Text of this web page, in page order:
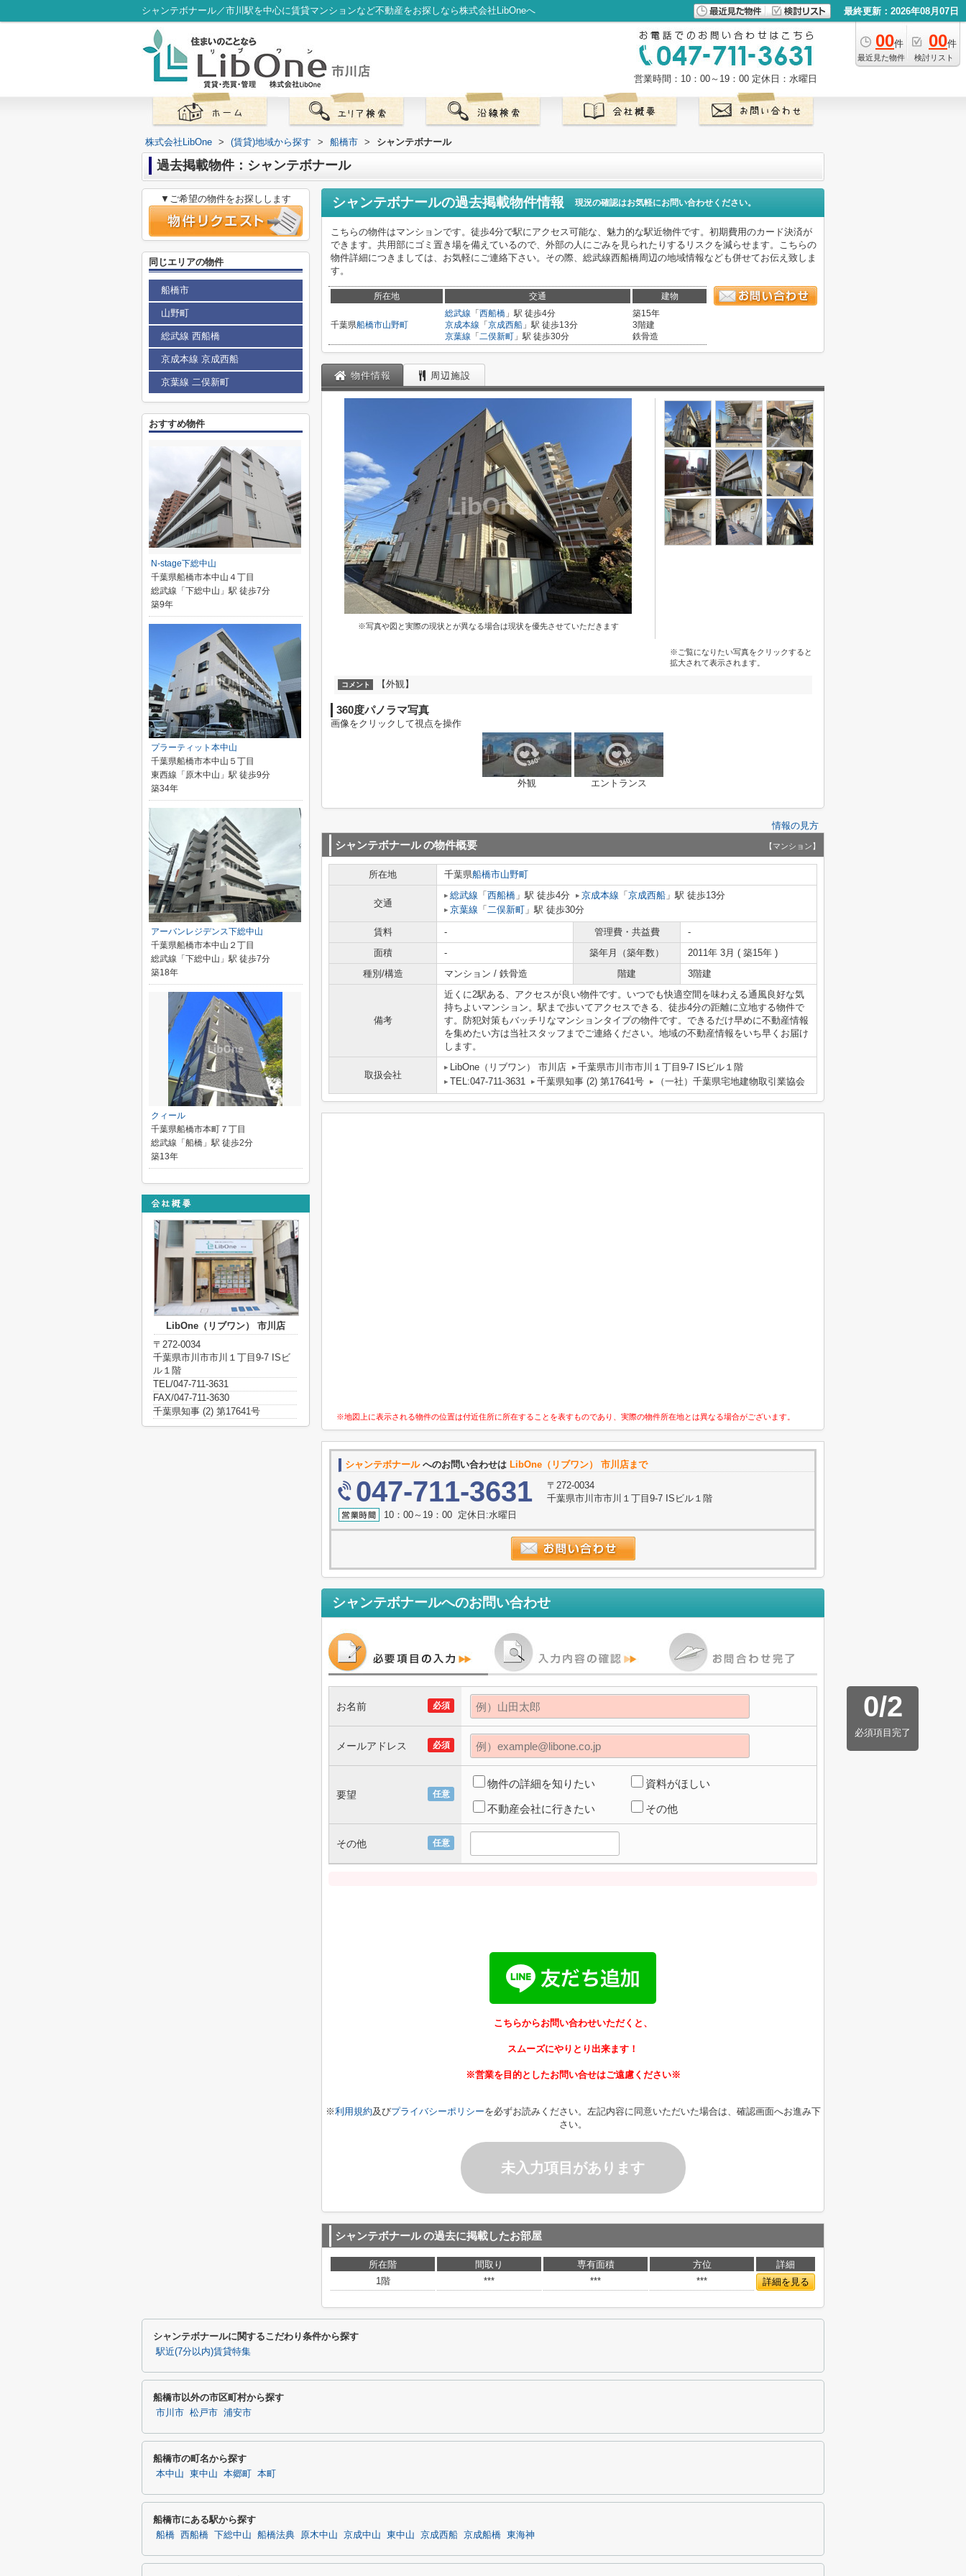
シャンテボナール／市川駅を中心に賃貸マンションなど不動産をお探しなら株式会社LibOneへ 最終更新：2026年08月07日
00件
最近見た物件
00件
検討リスト
営業時間：10：00～19：00 定休日：水曜日
株式会社LibOne > (賃貸)地域から探す > 船橋市 > シャンテボナール
過去掲載物件：シャンテボナール
シャンテボナールの過去掲載物件情報 現況の確認はお気軽にお問い合わせください。
こちらの物件はマンションです。徒歩4分で駅にアクセス可能な、魅力的な駅近物件です。初期費用のカード決済が
できます。共用部にゴミ置き場を備えているので、外部の人にごみを見られたりするリスクを減らせます。こちらの
物件詳細につきましては、お気軽にご連絡下さい。その際、総武線西船橋周辺の地域情報なども併せてお伝え致しま
す。
所在地 交通 建物
千葉県船橋市山野町
総武線 「 西船橋 」駅 徒歩4分
京成本線 「 京成西船 」駅 徒歩13分
京葉線 「 二俣新町 」駅 徒歩30分
築15年
3階建
鉄骨造
物件情報 周辺施設
※写真や図と実際の現状とが異なる場合は現状を優先させていただきます
※ご覧になりたい写真をクリックすると
拡大されて表示されます。
コメント 【外観】
360度パノラマ写真
画像をクリックして視点を操作
外観 エントランス
情報の見方
シャンテボナールの物件概要 【マンション】
所在地 千葉県船橋市山野町
交通
総武線 「 西船橋 」駅 徒歩4分 京成本線 「 京成西船 」駅 徒歩13分
京葉線 「 二俣新町 」駅 徒歩30分
賃料 - 管理費・共益費
-
面積
- 築年月（築年数）
2011年 3月 ( 築15年 )
種別/構造
マンション / 鉄骨造 階建 3階建
備考
近くに2駅ある、アクセスが良い物件です。いつでも快適空間を味わえる通風良好な気
持ちよいマンション。駅まで歩いてアクセスできる、徒歩4分の距離に立地する物件で
す。防犯対策もバッチリなマンションタイプの物件です。できるだけ早めに不動産情報
を集めたい方は当社スタッフまでご連絡ください。地域の不動産情報をいち早くお届け
します。
取扱会社
LibOne（リブワン） 市川店
千葉県市川市市川１丁目9-7 ISビル１階
TEL:047-711-3631
千葉県知事 (2) 第17641号 （一社）千葉県宅地建物取引業協会
※地図上に表示される物件の位置は付近住所に所在することを表すものであり、実際の物件所在地とは異なる場合がございます。
シャンテボナールへのお問い合わせは LibOne（リブワン） 市川店まで
047-711-3631
〒272-0034
千葉県市川市市川１丁目9-7 ISビル１階
10：00～19：00 定休日:水曜日
シャンテボナールへのお問い合わせ
0/2
必須項目完了
必須
お名前
必須
メールアドレス
任意
要望
物件の詳細を知りたい 資料がほしい
不動産会社に行きたい その他
任意
その他
こちらからお問い合わせいただくと、
スムーズにやりとり出来ます！
※営業を目的としたお問い合せはご遠慮ください※
※利用規約及びプライバシーポリシーを必ずお読みください。左記内容に同意いただいた場合は、確認画面へお進み下
さい。
未入力項目があります
シャンテボナールの過去に掲載したお部屋
所在階 間取り 専有面積 方位
詳細
1階
*** *** *** 詳細を見る
▼ご希望の物件をお探しします
同じエリアの物件
船橋市
山野町
総武線 西船橋
京成本線 京成西船
京葉線 二俣新町
おすすめ物件
N-stage下総中山
千葉県船橋市本中山４丁目
総武線「下総中山」駅 徒歩7分
築9年
プラーティット本中山
千葉県船橋市本中山５丁目
東西線「原木中山」駅 徒歩9分
築34年
アーバンレジデンス下総中山
千葉県船橋市本中山２丁目
総武線「下総中山」駅 徒歩7分
築18年
クィール
千葉県船橋市本町７丁目
総武線「船橋」駅 徒歩2分
築13年
LibOne（リブワン） 市川店
〒272-0034
千葉県市川市市川１丁目9-7 ISビ
ル１階
TEL/047-711-3631
FAX/047-711-3630
千葉県知事 (2) 第17641号
シャンテボナールに関するこだわり条件から探す
駅近(7分以内)賃貸特集
船橋市以外の市区町村から探す
市川市 松戸市 浦安市
船橋市の町名から探す
本中山 東中山 本郷町 本町
船橋市にある駅から探す
船橋 西船橋 下総中山 船橋法典 原木中山 京成中山 東中山 京成西船 京成船橋 東海神